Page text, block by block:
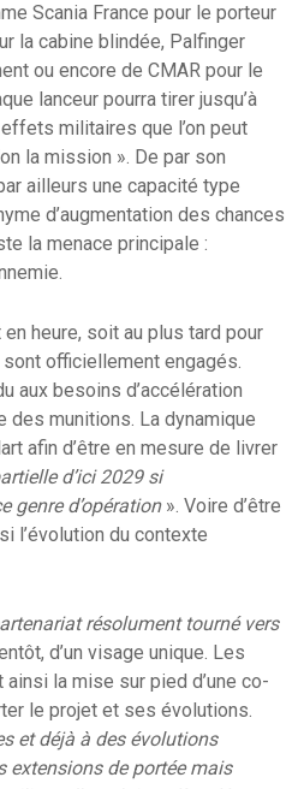
Scania France pour le porteur
la cabine blindée, Palfinger
ou encore de CMAR pour le
lanceur pourra tirer jusqu’à
militaires que l’on peut
la mission ». De par son
ailleurs une capacité type
d’augmentation des chances
la menace principale :
heure, soit au plus tard pour
sont officiellement engagés.
aux besoins d’accélération
des munitions. La dynamique
afin d’être en mesure de livrer
d’ici 2029 si
genre d’opération». Voire d’être
l’évolution du contexte
résolument tourné vers
d’un visage unique. Les
la mise sur pied d’une co-
le projet et ses évolutions.
et déjà à des évolutions
extensions de portée mais